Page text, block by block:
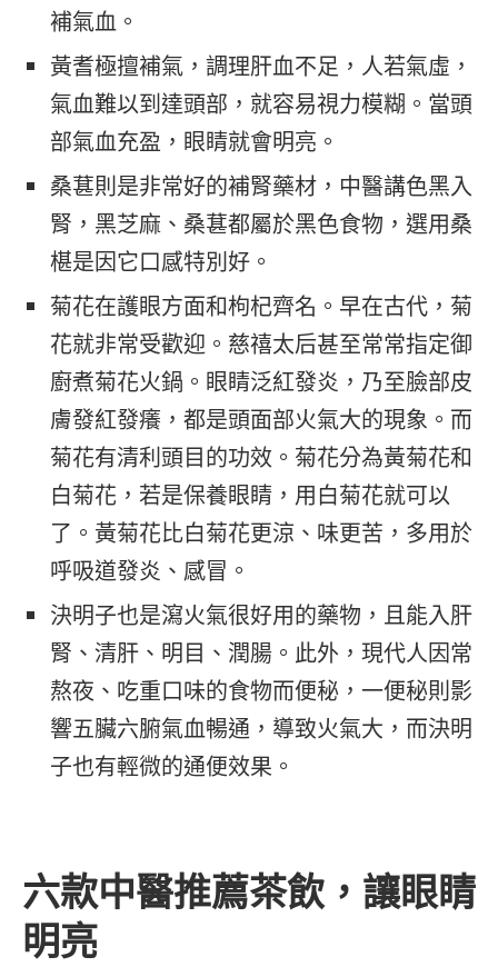
補氣血。
黃耆極擅補氣，調理肝血不足，人若氣虛，
氣血難以到達頭部，就容易視力模糊。當頭
部氣血充盈，眼睛就會明亮。
桑葚則是非常好的補腎藥材，中醫講色黑入
腎，黑芝麻、桑葚都屬於黑色食物，選用桑
椹是因它口感特別好。
菊花在護眼方面和枸杞齊名。早在古代，菊
花就非常受歡迎。慈禧太后甚至常常指定御
廚煮菊花火鍋。眼睛泛紅發炎，乃至臉部皮
膚發紅發癢，都是頭面部火氣大的現象。而
菊花有清利頭目的功效。菊花分為黃菊花和
白菊花，若是保養眼睛，用白菊花就可以
了。黃菊花比白菊花更涼、味更苦，多用於
呼吸道發炎、感冒。
決明子也是瀉火氣很好用的藥物，且能入肝
腎、清肝、明目、潤腸。此外，現代人因常
熬夜、吃重口味的食物而便秘，一便秘則影
響五臟六腑氣血暢通，導致火氣大，而決明
子也有輕微的通便效果。
六款中醫推薦茶飲，讓眼睛
明亮